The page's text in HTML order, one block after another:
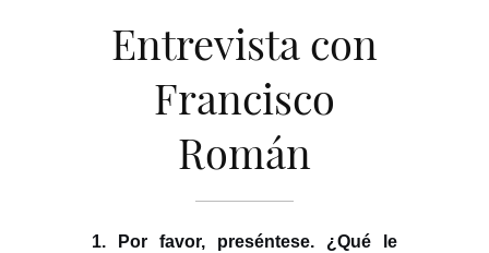
Entrevista con
Francisco
Román
1. Por favor, preséntese. ¿Qué le